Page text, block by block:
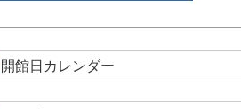
開館日カレンダー